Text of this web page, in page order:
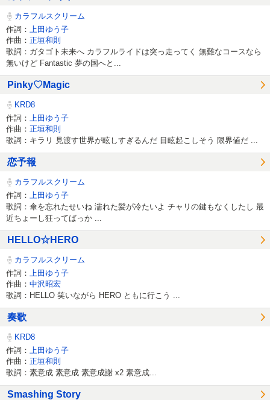
カラフルスクリーム
作詞：
上田ゆう子
作曲： 正垣和則
歌詞：ガタゴト未来へ カラフルライドは突っ走ってく 無難なコースなら
無いけど Fantastic 夢の国へと...
Pinky♡Magic
KRD8
作詞：
上田ゆう子
作曲： 正垣和則
歌詞：キラリ 見渡す世界が眩しすぎるんだ 目眩起こしそう 限界値だ ...
恋予報
カラフルスクリーム
作詞： 上田ゆう子
歌詞：傘を忘れたせいね 濡れた髪が冷たいよ チャリの鍵もなくしたし 最
近ちょーし狂ってばっか ...
HELLO☆HERO
カラフルスクリーム
作詞：
上田ゆう子
作曲： 中沢昭宏
歌詞：HELLO 笑いながら HERO ともに行こう ...
奏歌
KRD8
作詞：
上田ゆう子
作曲： 正垣和則
歌詞：素意成 素意成 素意成謝 x2 素意成...
Smashing Story